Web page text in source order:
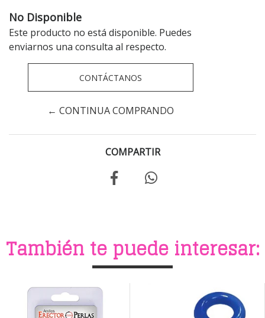
No Disponible
Este producto no está disponible. Puedes
enviarnos una consulta al respecto.
CONTÁCTANOS
← CONTINUA COMPRANDO
COMPARTIR
También te puede interesar: